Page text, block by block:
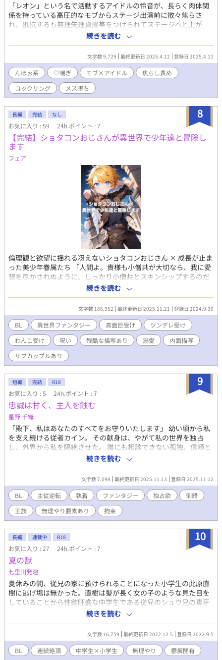
「レオン」という名で活動するアイドルの怜音が、長らく肉体関
係を持っている高圧的なモブからステージ出演前に散々焦らさ
れ、抵抗するも無理矢理貞操帯をつけられてステージへと上が
り、倒錯的な感情の中でパフォーマンスを行う話。全体的にシリ
アスな雰囲気でセックスの描写は少なく、焦らし行為や愛撫、堕
ちる寸前の怜音の背徳的な心情がメインです。 Skebのご依頼にて
執筆させていただきました。ありがとうございました！ ・web拍
手 http://bit.ly/38kXFb0 ・X垢 https://twitter.com/show1write
続きを読む
文字数 9,729 最終更新日 2025.4.12 登録日 2025.4.12
んほぉ系 ♡喘ぎ モブ×アイドル
焦らし責め
コックリング
メス堕ち
8
長編 完結 なし
お気に入り : 59 24h.ポイント : 7
【完結】ショタコンおじさんが異世界で少年達と冒険し
ます
フェア
倫理観と欲望に揺れる冴えないショタコンおじさん × 成長が止ま
った美少年眷属たち 「人間よ。貴様も小僧共が大切なら、我に愛
想を尽かされぬように、しっかり小僧共とスキンシップするのだ
ぞ」 冴えないショタコンおじさん・タカヒロは、剣と魔法の異世
界へ転移し、神の力を宿す。 その代償として、愛しい美少年たち
の身体的な成長が停止（眷属化）してしまう。 「独り占めした
い」欲望と大人としての倫理観の狭間で苦しむタカヒロだが、神
は「スキンシップ」を促し、少年たちは彼に特別な感情と独占欲
をストレートにぶつける。 これは、背徳的な設定の下、「家族」
以上の「特別な絆」を築く、異世界ハーレム・ファンタジー！
続きを読む
文字数 185,952 最終更新日 2025.11.21 登録日 2024.9.30
BL 異世界ファンタジー 真面目受け
ツンデレ受け
わんこ受け
呪い 残酷な描写あり 溺愛
内面描写
サブカップルあり
9
短編 完結 R18
お気に入り : 5 24h.ポイント : 7
忠誠は甘く、主人を蝕む
星野 千織
「殿下、私はあなたのすべてをお守りいたします」 幼い頃から私
を支え続ける従者カイン。 その献身は、やがて私の世界を独占
し、外界から私を隔絶させた。 誰にも相談できない孤独、信頼と
依存、甘美で背徳的な愛。 抵抗できぬまま、私は彼の手の内で囚
われていく。 個としての自由は失われ、私は従者の意のままに生
きる存在となった。 冷酷で、甘美で、倒錯的な支配―― これは、
主従逆転の主従愛ファンタジー。
続きを読む
文字数 7,098 最終更新日 2025.11.13 登録日 2025.11.12
BL 主従逆転 執着 ファンタジー 独占欲
倒錯
王族
無理やり要素あり 拘束
10
長編 連載中 R18
お気に入り : 27 24h.ポイント : 7
夏の獣
七里田発泡
夏休みの間、従兄の家に預けられることになった小学生の此原直
樹に逃げ場は無かった。直樹は髪が長く女の子のような見た目を
していることから性欲旺盛な中学生である従兄のシュウ兄の毒牙
にかかり、そのままズルズルと肉体関係を結ばされていくという
お話になる予定です。感想お待ちしています。
続きを読む
文字数 16,759 最終更新日 2022.12.5 登録日 2022.9.5
BL 連続絶頂 中学生×小学生 無理やり
鬱展開有